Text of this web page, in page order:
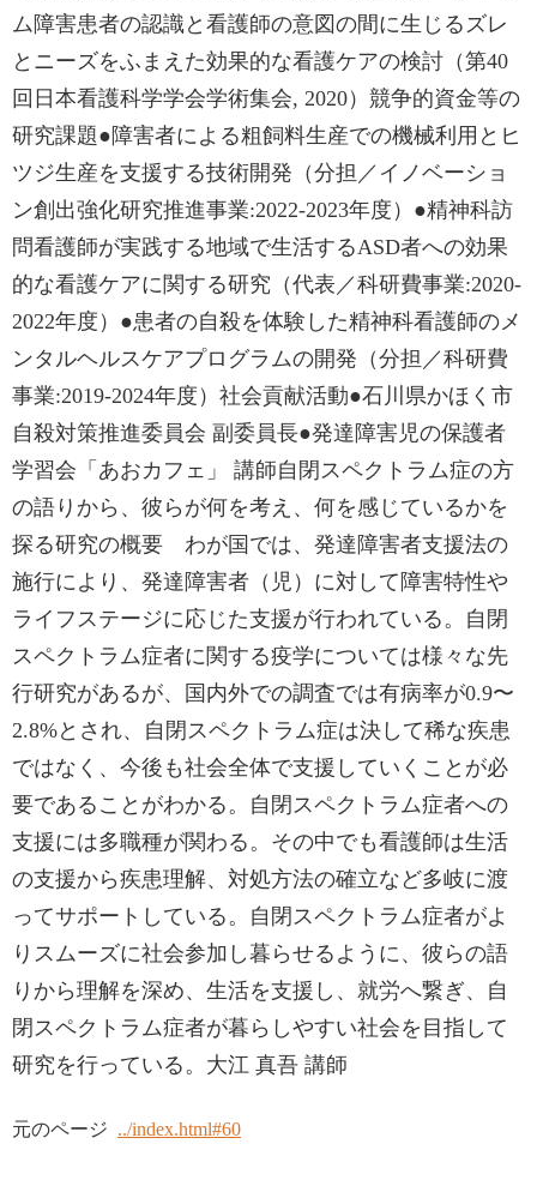
ム障害患者の認識と看護師の意図の間に生じるズレ
とニーズをふまえた効果的な看護ケアの検討（第40
回日本看護科学学会学術集会, 2020）競争的資金等の
研究課題●障害者による粗飼料生産での機械利用とヒ
ツジ生産を支援する技術開発（分担／イノベーショ
ン創出強化研究推進事業:2022-2023年度）●精神科訪
問看護師が実践する地域で生活するASD者への効果
的な看護ケアに関する研究（代表／科研費事業:2020-
2022年度）●患者の自殺を体験した精神科看護師のメ
ンタルヘルスケアプログラムの開発（分担／科研費
事業:2019-2024年度）社会貢献活動●石川県かほく市
自殺対策推進委員会 副委員長●発達障害児の保護者
学習会「あおカフェ」 講師自閉スペクトラム症の方
の語りから、彼らが何を考え、何を感じているかを
探る研究の概要 わが国では、発達障害者支援法の
施行により、発達障害者（児）に対して障害特性や
ライフステージに応じた支援が行われている。自閉
スペクトラム症者に関する疫学については様々な先
行研究があるが、国内外での調査では有病率が0.9〜
2.8%とされ、自閉スペクトラム症は決して稀な疾患
ではなく、今後も社会全体で支援していくことが必
要であることがわかる。自閉スペクトラム症者への
支援には多職種が関わる。その中でも看護師は生活
の支援から疾患理解、対処方法の確立など多岐に渡
ってサポートしている。自閉スペクトラム症者がよ
りスムーズに社会参加し暮らせるように、彼らの語
りから理解を深め、生活を支援し、就労へ繋ぎ、自
閉スペクトラム症者が暮らしやすい社会を目指して
研究を行っている。大江 真吾 講師
元のページ ../index.html#60